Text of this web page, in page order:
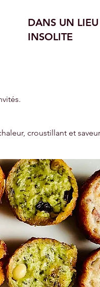
DANS UN LIEU
INSOLITE